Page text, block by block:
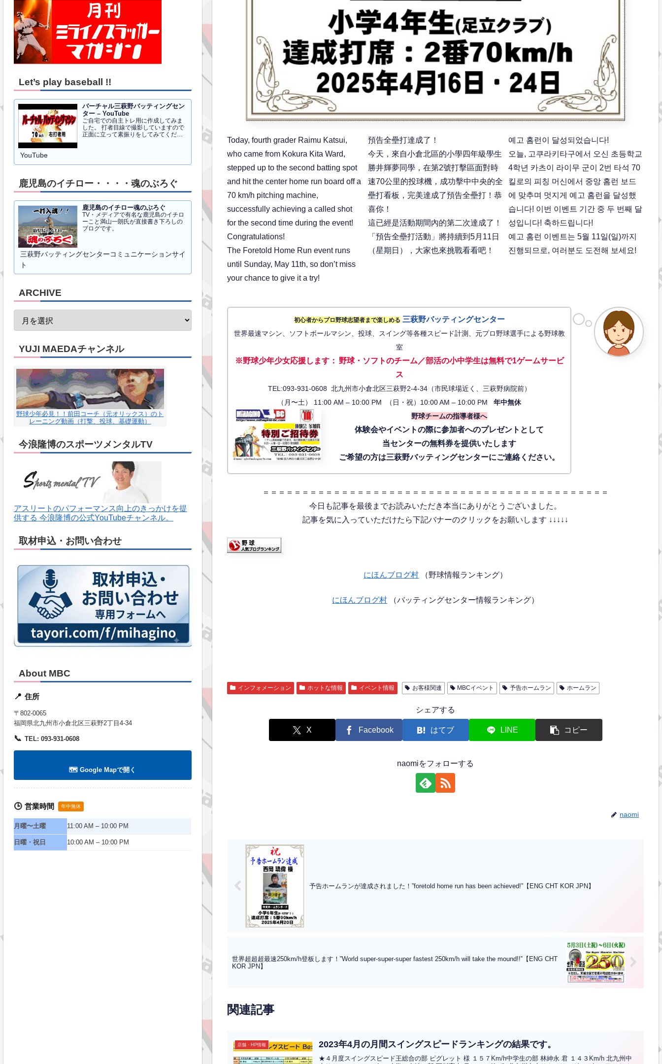
Today, fourth grader Raimu Katsui,
who came from Kokura Kita Ward,
stepped up to the second batting spot
and hit the center home run board off a
70 km/h pitching machine,
successfully achieving a called shot
for the second time during the event!
Congratulations!
The Foretold Home Run event runs
until Sunday, May 11th, so don’t miss
your chance to give it a try!
預告全壘打達成了！
今天，來自小倉北區的小學四年級學生
勝井輝夢同學，在第2號打擊區面對時
速70公里的投球機，成功擊中中央的全
壘打看板，完美達成了預告全壘打！恭
喜你！
這已經是活動期間內的第二次達成了！
「預告全壘打活動」將持續到5月11日
（星期日），大家也來挑戰看看吧！
예고 홈런이 달성되었습니다!
오늘, 고쿠라키타구에서 오신 초등학교
4학년 카츠이 라이무 군이 2번 타석 70
킬로의 피칭 머신에서 중앙 홈런 보드
에 맞추며 멋지게 예고 홈런을 달성했
습니다! 이번 이벤트 기간 중 두 번째 달
성입니다! 축하드립니다!
예고 홈런 이벤트는 5월 11일(일)까지
진행되므로, 여러분도 도전해 보세요!
初心者からプロ野球志望者まで楽しめる 三萩野バッティングセンター
世界最速マシン、ソフトボールマシン、投球、スイング等各種スピード計測、元プロ野球選手による野球教
室
※野球少年少女応援します： 野球・ソフトのチーム／部活の小中学生は無料で1ゲームサービ
ス
TEL:093-931-0608 北九州市小倉北区三萩野2-4-34（市民球場近く、三萩野病院前）
（月〜土） 11:00 AM – 10:00 PM （日・祝）10:00 AM – 10:00 PM年中無休
野球チームの指導者様へ
体験会やイベントの際に参加者へのプレゼントとして
当センターの無料券を提供いたします
ご希望の方は三萩野バッティングセンターにご連絡ください。
＝＝＝＝＝＝＝＝＝＝＝＝＝＝＝＝＝＝＝＝＝＝＝＝＝＝＝＝＝＝＝＝＝＝＝＝＝＝＝＝＝＝＝＝
今日も記事を最後までお読みいただき本当にありがとうございました。
記事を気に入っていただけたら下記バナーのクリックをお願いします ↓↓↓↓↓
にほんブログ村 （野球情報ランキング）
にほんブログ村 （バッティングセンター情報ランキング）
インフォメーション ホットな情報 イベント情報 お客様関連 MBCイベント 予告ホームラン ホームラン
シェアする
X Facebook はてブ LINE コピー
naomiをフォローする
naomi
予告ホームランが達成されました！”foretold home run has been achieved!”【ENG CHT KOR JPN】
世界超超超最速250km/h登板します！‟World super-super-super fastest 250km/h will take the mound!!‟【ENG CHT
KOR JPN】
関連記事
店舗・HP情報 2023年4月の月間スイングスピードランキングの結果です。
★４月度スイングスピード王総合の部 ピグレット 様 １５７Km/h中学生の部 林紳永 君 １４３Km/h 北九州中
Let’s play baseball !!
バーチャル三萩野バッティングセン
ター – YouTube
ご自宅での自主トレ用に作成してみま
した。 打者目線で撮影していますので
正面に立って素振りをしてみてくださ
YouTube
鹿児島のイチロー・・・・魂のぶろぐ
鹿児島のイチロー魂のぶろぐ
TV・メディアで有名な鹿児島のイチロ
ーこと満山一朗氏が直接書き下ろしの
ブログです。
三萩野バッティングセンターコミュニケーションサイ
ト
ARCHIVE
YUJI MAEDAチャンネル
野球少年必見！！前田コーチ（元オリックス）のト
レーニング動画（打撃、投球、基礎運動）
今浪隆博のスポーツメンタルTV
アスリートのパフォーマンス向上のきっかけを提
供する 今浪隆博の公式YouTubeチャンネル。
取材申込・お問い合わせ
About MBC
📍 住所
〒802-0065
福岡県北九州市小倉北区三萩野2丁目4-34
📞 TEL: 093-931-0608
🗺️ Google Mapで開く
🕒 営業時間 年中無休
月曜〜土曜 11:00 AM – 10:00 PM
日曜・祝日 10:00 AM – 10:00 PM